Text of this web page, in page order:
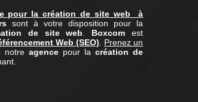
pour la création de site web à
sont à votre disposition pour la
de site web Boxcom est
Web (SEO)
Prenez un
notreagence pour lacréation de